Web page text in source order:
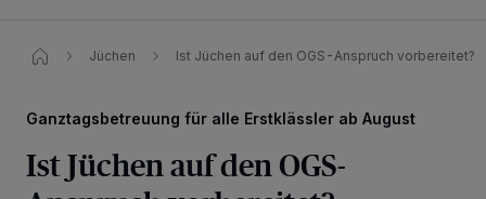
Jüchen Ist Jüchen auf den OGS-Anspruch vorbereitet?
Ganztagsbetreuung für alle Erstklässler ab August
Ist Jüchen auf den OGS-